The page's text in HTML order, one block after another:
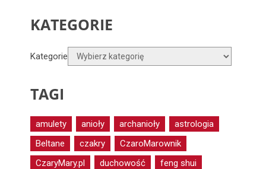
KATEGORIE
Kategorie
TAGI
amulety anioły archanioły
astrologia
Beltane
czakry
CzaroMarownik
CzaryMary.pl
duchowość
feng shui